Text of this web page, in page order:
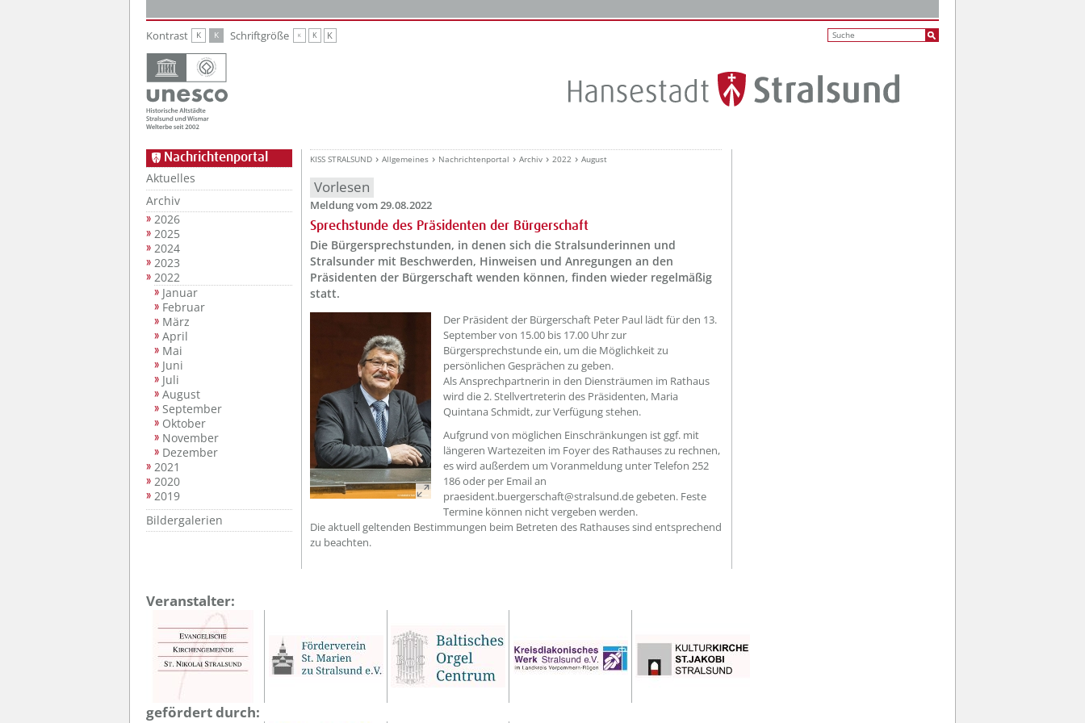
Kontrast K K Schriftgröße K K K
Nachrichtenportal
Aktuelles
Archiv
2026
2025
2024
2023
2022
Januar
Februar
März
April
Mai
Juni
Juli
August
September
Oktober
November
Dezember
2021
2020
2019
Bildergalerien
KISS STRALSUND Allgemeines Nachrichtenportal Archiv 2022 August
Vorlesen
Meldung vom 29.08.2022
Sprechstunde des Präsidenten der Bürgerschaft
Die Bürgersprechstunden, in denen sich die Stralsunderinnen und
Stralsunder mit Beschwerden, Hinweisen und Anregungen an den
Präsidenten der Bürgerschaft wenden können, finden wieder regelmäßig
statt.
??? absaetzeOben[1]/titel ???
Der Präsident der Bürgerschaft Peter Paul lädt für den 13.
September von 15.00 bis 17.00 Uhr zur
Bürgersprechstunde ein, um die Möglichkeit zu
persönlichen Gesprächen zu geben.
Als Ansprechpartnerin in den Diensträumen im Rathaus
wird die 2. Stellvertreterin des Präsidenten, Maria
Quintana Schmidt, zur Verfügung stehen.
Aufgrund von möglichen Einschränkungen ist ggf. mit
längeren Wartezeiten im Foyer des Rathauses zu rechnen,
es wird außerdem um Voranmeldung unter Telefon 252
186 oder per Email an
praesident.buergerschaft@stralsund.de gebeten. Feste
Termine können nicht vergeben werden.
Die aktuell geltenden Bestimmungen beim Betreten des Rathauses sind entsprechend
zu beachten.
Veranstalter:
gefördert durch: